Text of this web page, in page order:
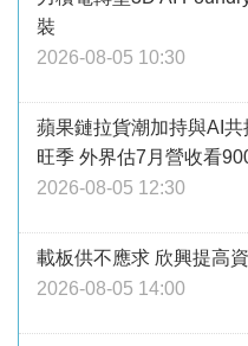
裝
2026-08-05 10:30
蘋果鏈拉貨潮加持與AI
旺季 外界估7月營收看
2026-08-05 12:30
載板供不應求 欣興提高
2026-08-05 14:00